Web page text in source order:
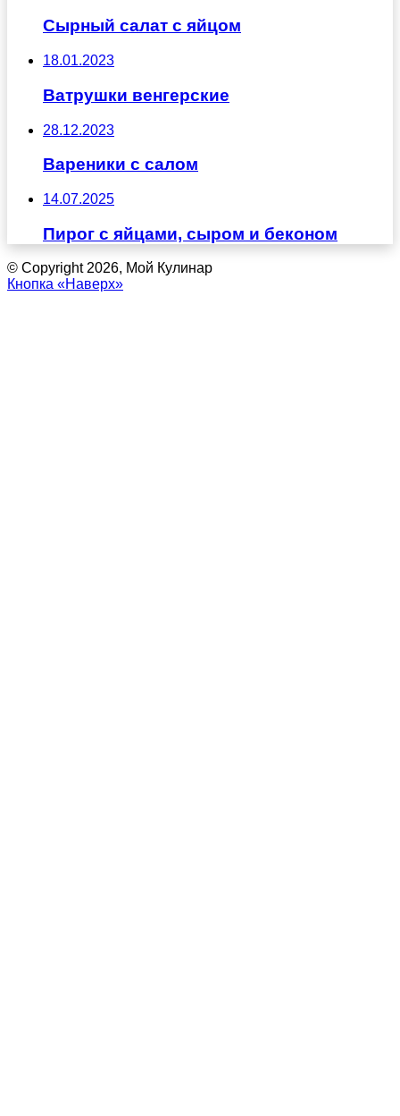
Сырный салат с яйцом
18.01.2023
Ватрушки венгерские
28.12.2023
Вареники с салом
14.07.2025
Пирог с яйцами, сыром и беконом
© Copyright 2026, Мой Кулинар
Кнопка «Наверх»